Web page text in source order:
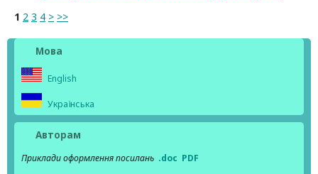
1 2 3 4 > >>
Мова
English
Українська
Авторам
Приклади оформлення посилань .doc PDF